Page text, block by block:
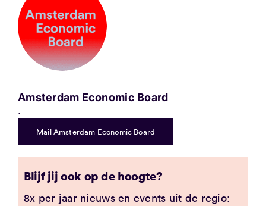
Amsterdam Economic Board
.
Mail Amsterdam Economic Board
Blijf jij ook op de hoogte?
8x per jaar nieuws en events uit de regio: